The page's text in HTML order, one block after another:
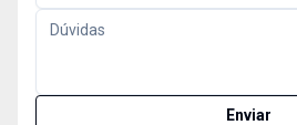
Enviar